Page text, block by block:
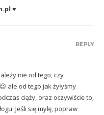
♥
nie od tego, czy
ale od tego jak żyłyśmy
ciąży, oraz oczywiście to,
Jeśli się mylę, popraw
REPLY